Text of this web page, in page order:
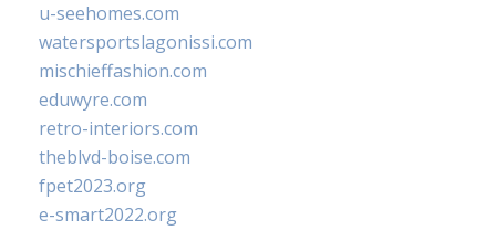
u-seehomes.com
watersportslagonissi.com
mischieffashion.com
eduwyre.com
retro-interiors.com
theblvd-boise.com
fpet2023.org
e-smart2022.org